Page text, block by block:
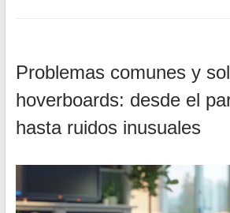
Problemas comunes y
hoverboards: desde el
hasta ruidos inusuales